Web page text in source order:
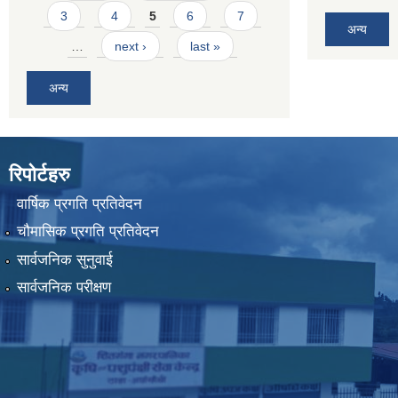
3 4 5 6 7
next › last »
अन्य
अन्य
रिपोर्टहरु
वार्षिक प्रगति प्रतिवेदन
चौमासिक प्रगति प्रतिवेदन
सार्वजनिक सुनुवाई
सार्वजनिक परीक्षण